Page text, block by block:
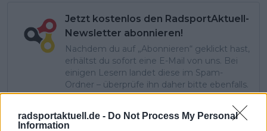
radsportaktuell.de - Do Not Process My Personal
Information
Jetzt kostenlos den RadsportAktuell-
Newsletter abonnieren!
Nachdem du auf „Abonnieren“ geklickt hast,
erhältst du sofort eine E-Mail von uns. Bei
einigen Lesern landet diese im Spam-
Ordner – überprüfe ihn daher bitte ebenfalls.
Alle wichtigen News, Ergebnisse und
Rennvorschauen – täglich kompakt per E-
Mail.